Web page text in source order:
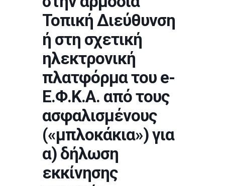
Τοπική Διεύθυνση
ή στη σχετική
ηλεκτρονική
πλατφόρμα του e-
Ε.Φ.Κ.Α. από τους
ασφαλισμένους
(«μπλοκάκια») για
α) δήλωση
εκκίνησης